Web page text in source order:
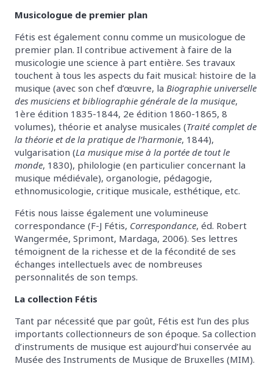
Musicologue de premier plan
Fétis est également connu comme un musicologue de
premier plan. Il contribue activement à faire de la
musicologie une science à part entière. Ses travaux
touchent à tous les aspects du fait musical: histoire de la
musique (avec son chef d’œuvre, la Biographie universelle
des musiciens et bibliographie générale de la musique,
1ère édition 1835-1844, 2e édition 1860-1865, 8
volumes), théorie et analyse musicales (Traité complet de
la théorie et de la pratique de l’harmonie, 1844),
vulgarisation (La musique mise à la portée de tout le
monde, 1830), philologie (en particulier concernant la
musique médiévale), organologie, pédagogie,
ethnomusicologie, critique musicale, esthétique, etc.
Fétis nous laisse également une volumineuse
correspondance (F-J Fétis, Correspondance, éd. Robert
Wangermée, Sprimont, Mardaga, 2006). Ses lettres
témoignent de la richesse et de la fécondité de ses
échanges intellectuels avec de nombreuses
personnalités de son temps.
La collection Fétis
Tant par nécessité que par goût, Fétis est l’un des plus
importants collectionneurs de son époque. Sa collection
d’instruments de musique est aujourd’hui conservée au
Musée des Instruments de Musique de Bruxelles (MIM).